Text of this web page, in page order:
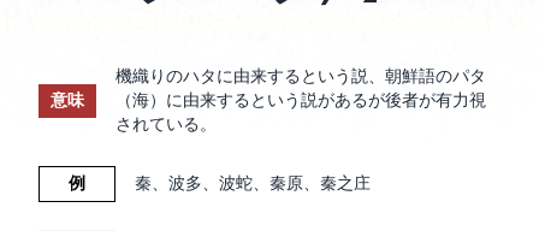
意味
機織りのハタに由来するという説、朝鮮語のパタ
（海）に由来するという説があるが後者が有力視
されている。
例 秦、波多、波蛇、秦原、秦之庄